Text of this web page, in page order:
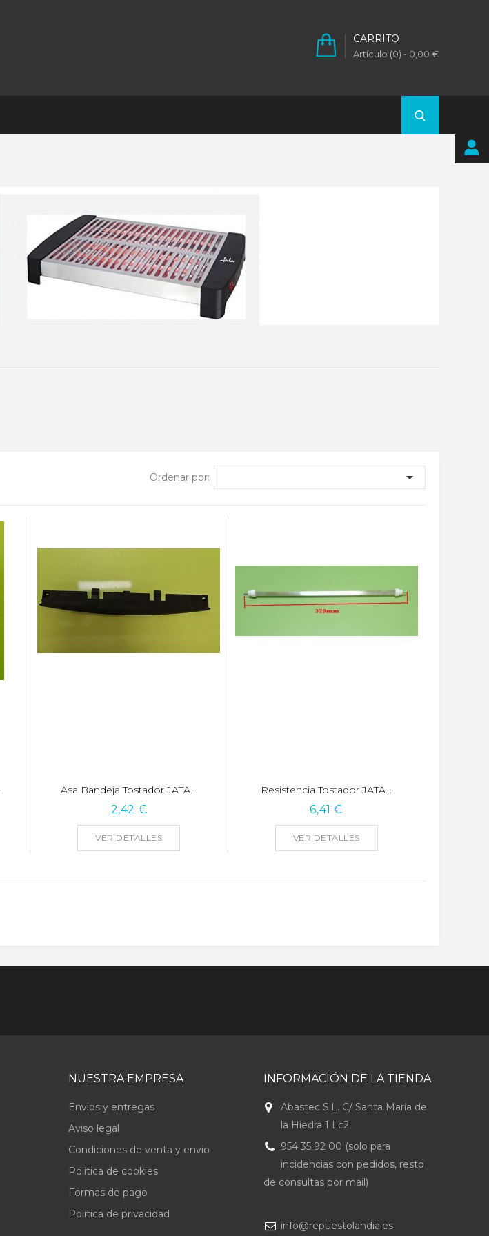
CARRITO
Artículo (0) - 0,00 €
Ordenar por: 
Asa Bandeja Tostador JATA...
2,42 €
VER DETALLES
Resistencia Tostador JATA...
6,41 €
VER DETALLES
NUESTRA EMPRESA
Envios y entregas
Aviso legal
Condiciones de venta y envio
Politica de cookies
Formas de pago
Politica de privacidad
INFORMACIÓN DE LA TIENDA
Abastec S.L. C/ Santa María de
la Hiedra 1 Lc2
954 35 92 00 (solo para
incidencias con pedidos, resto
de consultas por mail)
info@repuestolandia.es